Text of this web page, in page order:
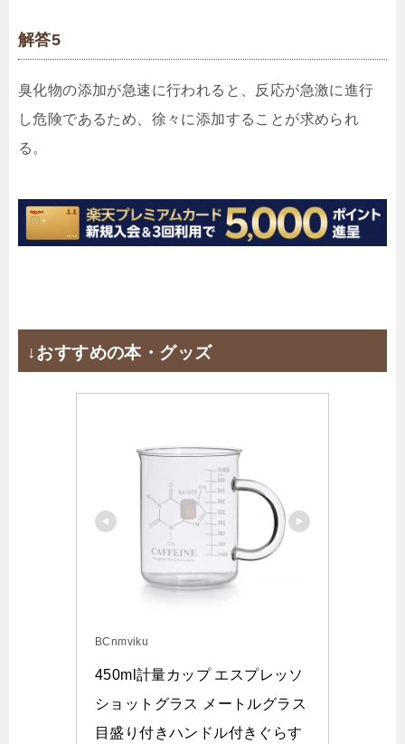
解答5
臭化物の添加が急速に行われると、反応が急激に進行
し危険であるため、徐々に添加することが求められ
る。
↓おすすめの本・グッズ
BCnmviku
450ml計量カップ エスプレッソ
ショットグラス メートルグラス
目盛り付きハンドル付きぐらす